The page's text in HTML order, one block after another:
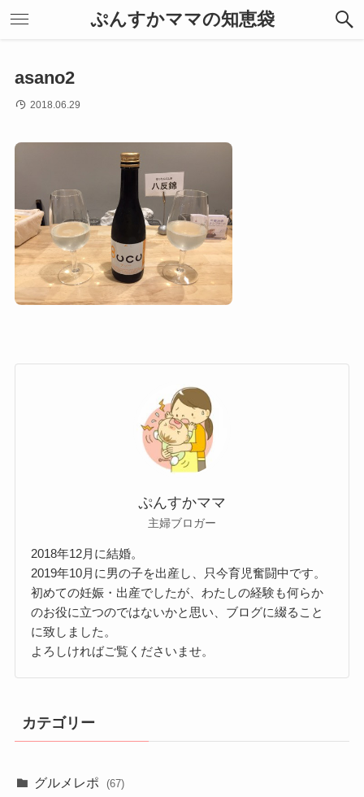
ぷんすかママの知恵袋
asano2
2018.06.29
ぷんすかママ
主婦ブロガー
2018年12月に結婚。
2019年10月に男の子を出産し、只今育児奮闘中です。
初めての妊娠・出産でしたが、わたしの経験も何らか
のお役に立つのではないかと思い、ブログに綴ること
に致しました。
よろしければご覧くださいませ。
カテゴリー
グルメレポ (67)